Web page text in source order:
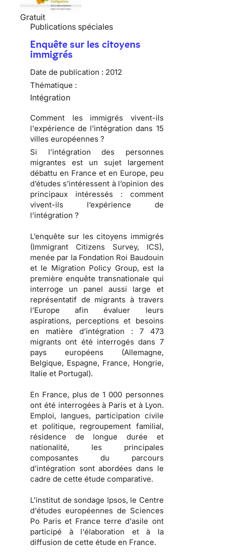
Gratuit
Publications spéciales
Enquête sur les citoyens
immigrés
Date de publication : 2012
Thématique :
Intégration
Comment les immigrés vivent-ils
l'expérience de l'intégration dans 15
villes européennes ?
Si l’intégration des personnes
migrantes est un sujet largement
débattu en France et en Europe, peu
d’études s’intéressent à l’opinion des
principaux intéressés : comment
vivent-ils l’expérience de
l’intégration ?
L’enquête sur les citoyens immigrés
(Immigrant Citizens Survey, ICS),
menée par la Fondation Roi Baudouin
et le Migration Policy Group, est la
première enquête transnationale qui
interroge un panel aussi large et
représentatif de migrants à travers
l’Europe afin évaluer leurs
aspirations, perceptions et besoins
en matière d’intégration : 7 473
migrants ont été interrogés dans 7
pays européens (Allemagne,
Belgique, Espagne, France, Hongrie,
Italie et Portugal).
En France, plus de 1 000 personnes
ont été interrogées à Paris et à Lyon.
Emploi, langues, participation civile
et politique, regroupement familial,
résidence de longue durée et
nationalité, les principales
composantes du parcours
d’intégration sont abordées dans le
cadre de cette étude comparative.
L'institut de sondage Ipsos, le Centre
d'études européennes de Sciences
Po Paris et France terre d'asile ont
participé à l'élaboration et à la
diffusion de cette étude en France.